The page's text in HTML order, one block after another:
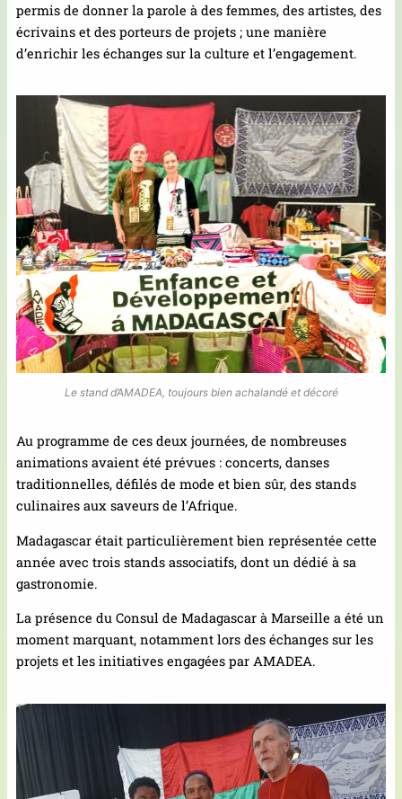
permis de donner la parole à des femmes, des artistes, des
écrivains et des porteurs de projets ; une manière
d’enrichir les échanges sur la culture et l’engagement.
Le stand d’AMADEA, toujours bien achalandé et décoré
Au programme de ces deux journées, de nombreuses
animations avaient été prévues : concerts, danses
traditionnelles, défilés de mode et bien sûr, des stands
culinaires aux saveurs de l’Afrique.
Madagascar était particulièrement bien représentée cette
année avec trois stands associatifs, dont un dédié à sa
gastronomie.
La présence du Consul de Madagascar à Marseille a été un
moment marquant, notamment lors des échanges sur les
projets et les initiatives engagées par AMADEA.